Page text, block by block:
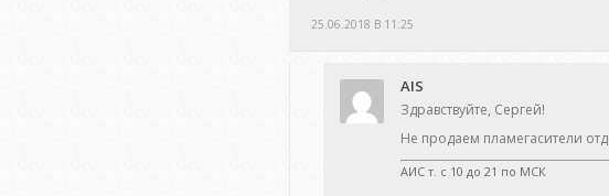
25.06.2018 В 11:25
AIS
Здравствуйте, Сергей!
Не продаем пламегасители
АИС т. с 10 до 21 по МСК